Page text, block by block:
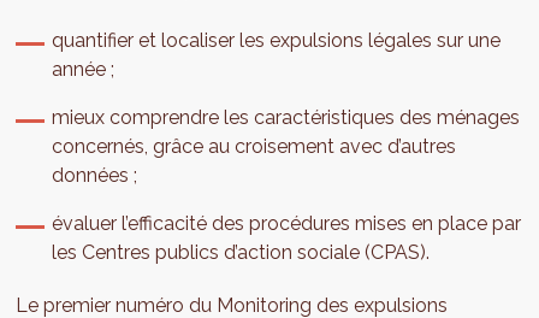
quantifier et localiser les expulsions légales sur une
année ;
mieux comprendre les caractéristiques des ménages
concernés, grâce au croisement avec d’autres
données ;
évaluer l’efficacité des procédures mises en place par
les Centres publics d’action sociale (CPAS).
Le premier numéro du Monitoring des expulsions